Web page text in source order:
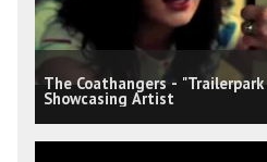
The Coathangers - "Trailerpark
Showcasing Artist